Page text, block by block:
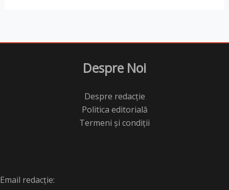
Despre Noi
Despre redacție
Politica editorială
Termeni și condiții
Email redacție: